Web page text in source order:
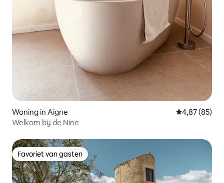
Woning in Aigne Gemiddelde
4,87 (85)
Welkom bij de Nine
Favoriet van gasten
Favoriet van gasten